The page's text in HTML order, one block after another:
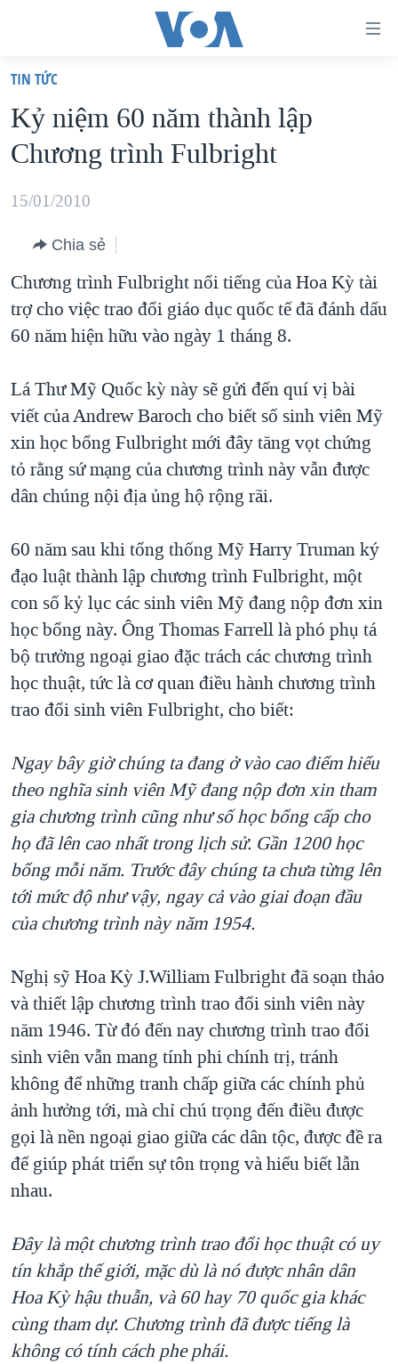
truy
cập
Tới
dung
chính
điều
hướng
chính
tới
"Tìm"
VIỆT NAM
HOA KỲ
BIỂN ĐÔNG
BLOG
DIỄN ĐÀN
MỤC
VẠCH TRẦN TIN GIẢ
NGƯỜI VIỆT HẢI NGOẠI
ĐỜI SỐNG
KINH TẾ
SỨC KHOẺ
VĂN HOÁ
THỂ THAO
GIÁO DỤC
CHIẾN TRANH THƯƠNG MẠI CỦA MỸ: QUÁ KHỨ VÀ HIỆN
HÀNH TRÌNH BẦU CỬ 2024
MỘT NĂM CHIẾN TRANH TẠI DẢI GAZA
GIẢI MÃ VÀNH ĐAI & CON ĐƯỜNG
TRỊNH VĨNH BÌNH - NGƯỜI HẠ 'BÊN THẮNG CUỘC'
GROUND ZERO – XƯA VÀ NAY
CHI PHÍ CHIẾN TRANH AFGHANISTAN
CÁC GIÁ TRỊ CỘNG HÒA Ở VIỆT NAM
THƯỢNG ĐỈNH TRUMP-KIM TẠI VIỆT NAM
TRỊNH VĨNH BÌNH VS. CHÍNH PHỦ VIỆT NAM
NGƯ DÂN VIỆT VÀ LÀN SÓNG TRỘM HẢI SÂM
BÊN KIA QUỐC LỘ: TIẾNG VỌNG TỪ NÔNG THÔN MỸ
QUAN HỆ VIỆT MỸ
HỌC TIẾNG ANH
VIDEO
NGHE
MẠNG XÃ HỘI
Ngôn ngữ khác
TIN TỨC
Kỷ niệm 60 năm thành lập
Chương trình Fulbright
15/01/2010
Chia sẻ
Chương trình Fulbright nổi tiếng của Hoa Kỳ tài
trợ cho việc trao đổi giáo dục quốc tế đã đánh dấu
60 năm hiện hữu vào ngày 1 tháng 8.
Lá Thư Mỹ Quốc kỳ này sẽ gửi đến quí vị bài
viết của Andrew Baroch cho biết số sinh viên Mỹ
xin học bổng Fulbright mới đây tăng vọt chứng
tỏ rằng sứ mạng của chương trình này vẫn được
dân chúng nội địa ủng hộ rộng rãi.
60 năm sau khi tổng thống Mỹ Harry Truman ký
đạo luật thành lập chương trình Fulbright, một
con số kỷ lục các sinh viên Mỹ đang nộp đơn xin
học bổng này. Ông Thomas Farrell là phó phụ tá
bộ trưởng ngoại giao đặc trách các chương trình
học thuật, tức là cơ quan điều hành chương trình
trao đổi sinh viên Fulbright, cho biết:
Ngay bây giờ chúng ta đang ở vào cao điểm hiểu
theo nghĩa sinh viên Mỹ đang nộp đơn xin tham
gia chương trình cũng như số học bổng cấp cho
họ đã lên cao nhất trong lịch sử. Gần 1200 học
bổng mỗi năm. Trước đây chúng ta chưa từng lên
tới mức độ như vậy, ngay cả vào giai đoạn đầu
của chương trình này năm 1954.
Nghị sỹ Hoa Kỳ J.William Fulbright đã soạn thảo
và thiết lập chương trình trao đổi sinh viên này
năm 1946. Từ đó đến nay chương trình trao đổi
sinh viên vẫn mang tính phi chính trị, tránh
không để những tranh chấp giữa các chính phủ
ảnh hưởng tới, mà chỉ chú trọng đến điều được
gọi là nền ngoại giao giữa các dân tộc, được đề ra
để giúp phát triển sự tôn trọng và hiểu biết lẫn
nhau.
Đây là một chương trình trao đổi học thuật có uy
tín khắp thế giới, mặc dù là nó được nhân dân
Hoa Kỳ hậu thuẫn, và 60 hay 70 quốc gia khác
cùng tham dự. Chương trình đã được tiếng là
không có tính cách phe phái.